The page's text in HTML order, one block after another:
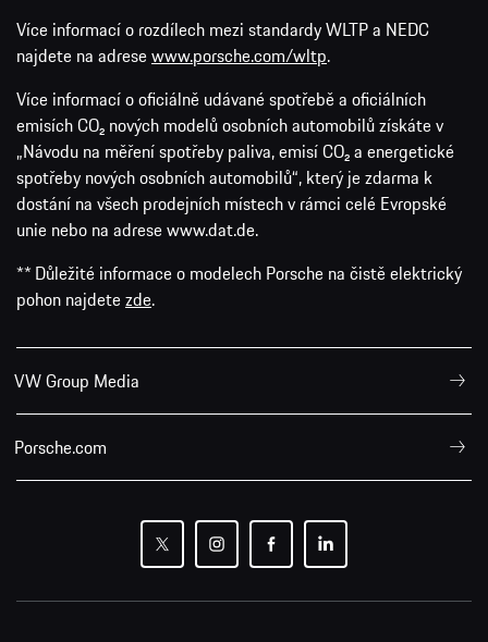
Více informací o rozdílech mezi standardy WLTP a NEDC
najdete na adresewww.porsche.com/wltp.
Více informací o oficiálně udávané spotřebě a oficiálních
emisích CO₂ nových modelů osobních automobilů získáte v
„Návodu na měření spotřeby paliva, emisí CO₂ a energetické
spotřeby nových osobních automobilů“, který je zdarma k
dostání na všech prodejních místech v rámci celé Evropské
unie nebo na adrese www.dat.de.
** Důležité informace o modelech Porsche na čistě elektrický
pohon najdetezde.
VW Group Media
Porsche.com